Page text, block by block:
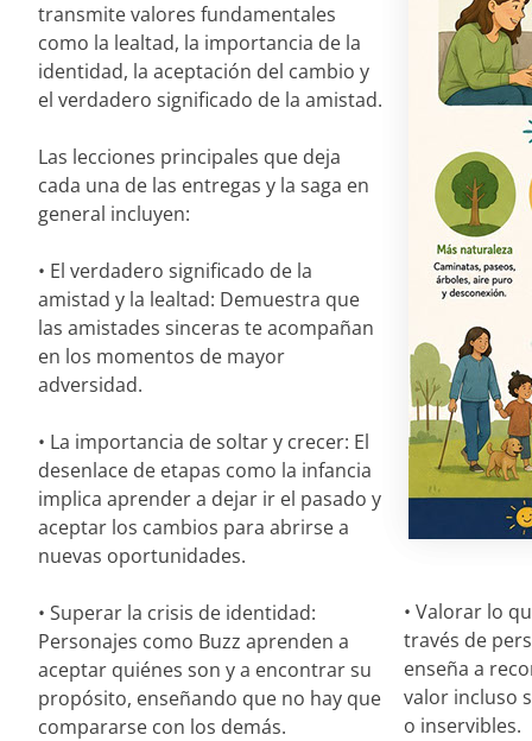
transmite valores fundamentales
como la lealtad, la importancia de la
identidad, la aceptación del cambio y
el verdadero significado de la amistad.
Las lecciones principales que deja
cada una de las entregas y la saga en
general incluyen:
• El verdadero significado de la
amistad y la lealtad: Demuestra que
las amistades sinceras te acompañan
en los momentos de mayor
adversidad.
• La importancia de soltar y crecer: El
desenlace de etapas como la infancia
implica aprender a dejar ir el pasado y
aceptar los cambios para abrirse a
nuevas oportunidades.
• Superar la crisis de identidad:
Personajes como Buzz aprenden a
aceptar quiénes son y a encontrar su
propósito, enseñando que no hay que
compararse con los demás.
• Valorar lo
través de
enseña a
valor incluso
o inservibles.